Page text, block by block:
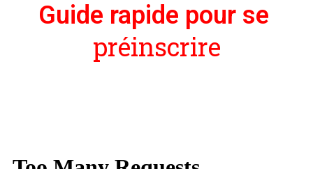
Guide rapide pour se
préinscrire